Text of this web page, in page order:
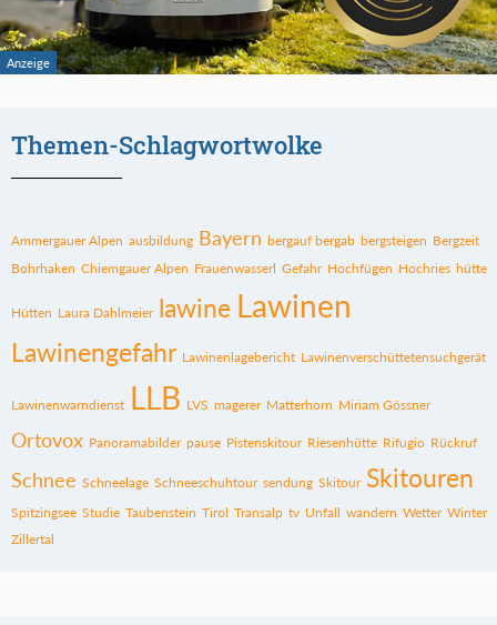
Themen-Schlagwortwolke
Ammergauer Alpen ausbildung Bayern bergauf bergab bergsteigen Bergzeit
Bohrhaken Chiemgauer Alpen Frauenwasserl Gefahr Hochfügen Hochries hütte
Hütten Laura Dahlmeier lawine Lawinen
Lawinengefahr Lawinenlagebericht Lawinenverschüttetensuchgerät
Lawinenwarndienst LLB LVS magerer Matterhorn Miriam Gössner
Ortovox Panoramabilder pause Pistenskitour Riesenhütte Rifugio Rückruf
Schnee Schneelage Schneeschuhtour sendung Skitour Skitouren
Spitzingsee Studie Taubenstein Tirol Transalp tv Unfall wandern Wetter Winter
Zillertal